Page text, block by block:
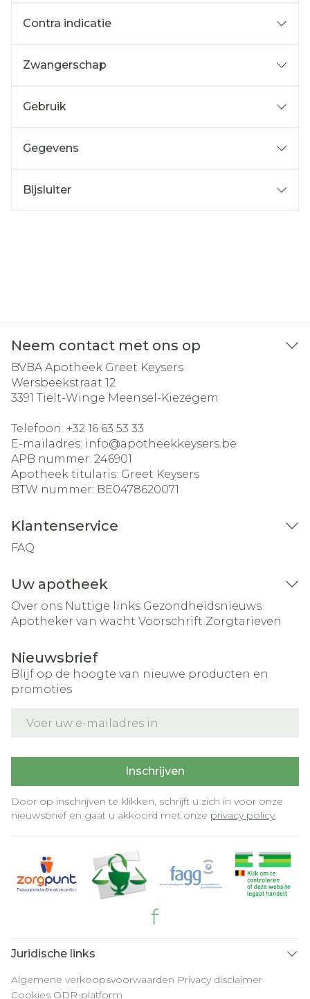
Contra indicatie
Zwangerschap
Gebruik
Gegevens
Bijsluiter
Neem contact met ons op
BVBA Apotheek Greet Keysers
Wersbeekstraat 12
3391 Tielt-Winge Meensel-Kiezegem
Telefoon: +32 16 63 53 33
E-mailadres: info@apotheekkeysers.be
APB nummer: 246901
Apotheek titularis: Greet Keysers
BTW nummer: BE0478620071
Klantenservice
FAQ
Uw apotheek
Over ons Nuttige links Gezondheidsnieuws
Apotheker van wacht Voorschrift Zorgtarieven
Nieuwsbrief
Blijf op de hoogte van nieuwe producten en
promoties
Inschrijven
Door op inschrijven te klikken, schrijft u zich in voor onze
nieuwsbrief en gaat u akkoord met onze privacy policy.
Juridische links
Algemene verkoopsvoorwaarden Privacy disclaimer
Cookies ODR-platform